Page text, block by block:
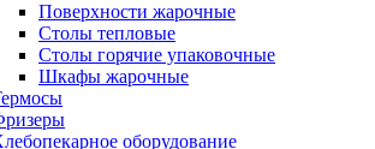
Поверхности жарочные
Столы тепловые
Столы горячие упаковочные
Шкафы жарочные
оборудование